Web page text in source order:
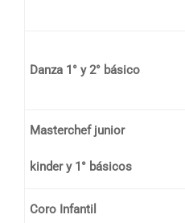
Danza 1° y 2° básico
Masterchef junior
kinder y 1° básicos
Coro Infantil